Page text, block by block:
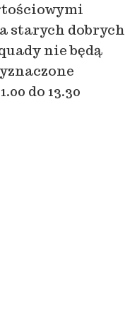
starych dobrych
nie będą
do 13.30